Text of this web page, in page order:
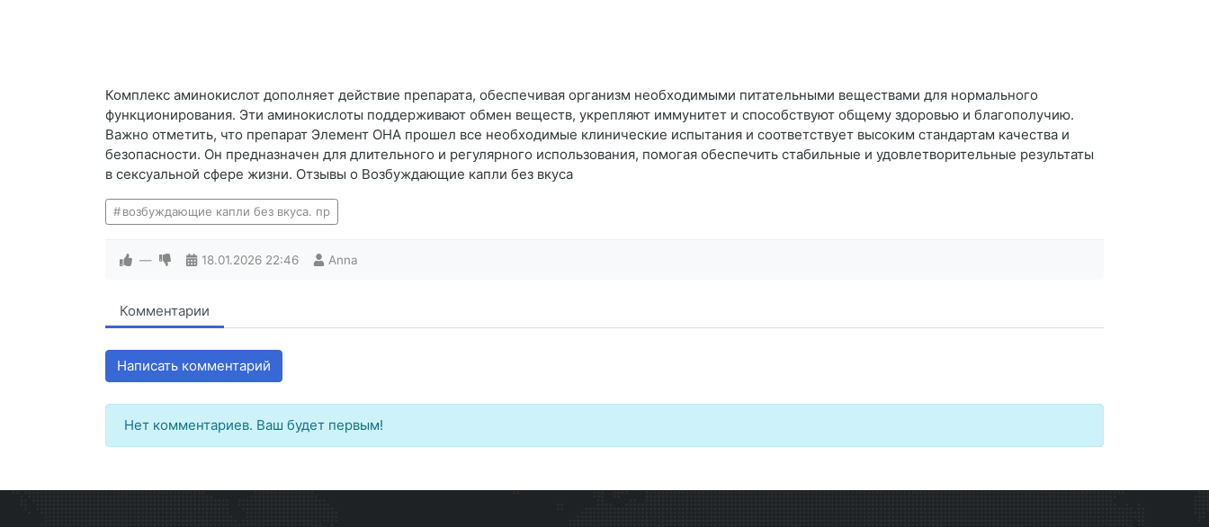
Комплекс аминокислот дополняет действие препарата, обеспечивая организм необходимыми питательными веществами для нормального
функционирования. Эти аминокислоты поддерживают обмен веществ, укрепляют иммунитет и способствуют общему здоровью и благополучию.
Важно отметить, что препарат Элемент ОНА прошел все необходимые клинические испытания и соответствует высоким стандартам качества и
безопасности. Он предназначен для длительного и регулярного использования, помогая обеспечить стабильные и удовлетворительные результаты
в сексуальной сфере жизни. Отзывы о Возбуждающие капли без вкуса
возбуждающие капли без вкуса. пр
— 18.01.2026 22:46 Anna
Комментарии
Написать комментарий
Нет комментариев. Ваш будет первым!